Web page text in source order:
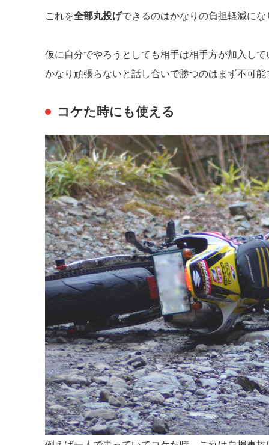
これを全部丸投げできるのはかなりの負担軽減にな
仮に自分でやろうとしても相手は相手方が加入して
かなり頑張らないと話し合いで勝つのはまず不可能
コケた時にも使える